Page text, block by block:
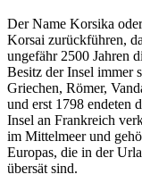
Der Name Korsika
Korsai zurückführen,
ungefähr 2500 Jahren
Besitz der Insel immer
Griechen, Römer,
und erst 1798 endeten
Insel an Frankreich
im Mittelmeer und
Europas, die in der
übersät sind.